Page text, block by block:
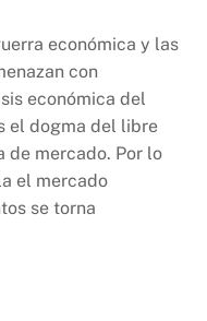
económica y las
con
económica del
el dogma del libre
de mercado. Por lo
el mercado
se torna